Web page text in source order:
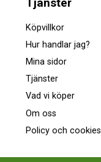
Köpvillkor
Hur handlar jag?
Mina sidor
Tjänster
Vad vi köper
Om oss
Policy och cookies